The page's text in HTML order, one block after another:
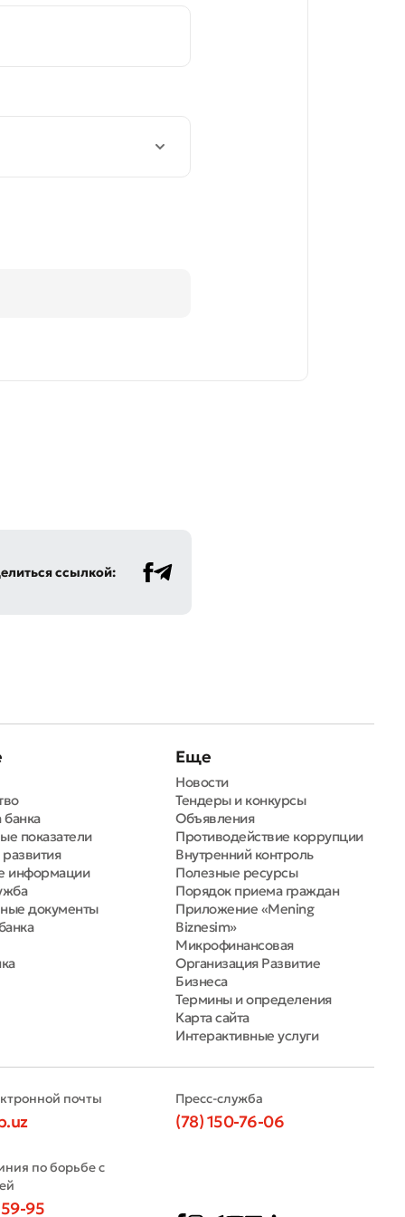
ссылкой:
банка
показатели
развития
информации
документы
Еще
Новости
Тендеры и конкурсы
Объявления
Противодействие коррупции
Внутренний контроль
Полезные ресурсы
Порядок приема граждан
Приложение «Mening
Biznesim»
Микрофинансовая
Организация Развитие
Бизнеса
Термины и определения
Карта сайта
Интерактивные услуги
почты Пресс-служба
(78) 150-76-06
по борьбе с
95